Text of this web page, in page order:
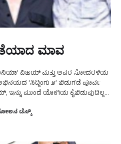
ಮಾವ
ವಿಜಯ್ ಮತ್ತು ಅವರ ಸೋದರಳಿಯ
‘ಸಿದ್ಲಿಂಗು ೨’ ಬಿಡುಗಡೆ ಪೂರ್ವ
ಇನ್ನು ಮುಂದೆ ಯೋಗಿಯ ಕೈಬಿಡುವುದಿಲ್ಲ
ಡೆಸ್ಕ್